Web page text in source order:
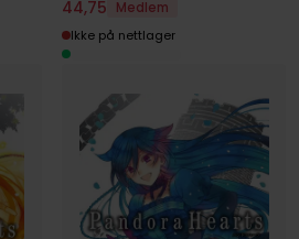
44,75
Medlem
Ikke på nettlager